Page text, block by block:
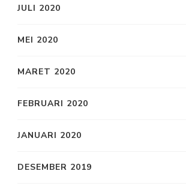
JULI 2020
MEI 2020
MARET 2020
FEBRUARI 2020
JANUARI 2020
DESEMBER 2019